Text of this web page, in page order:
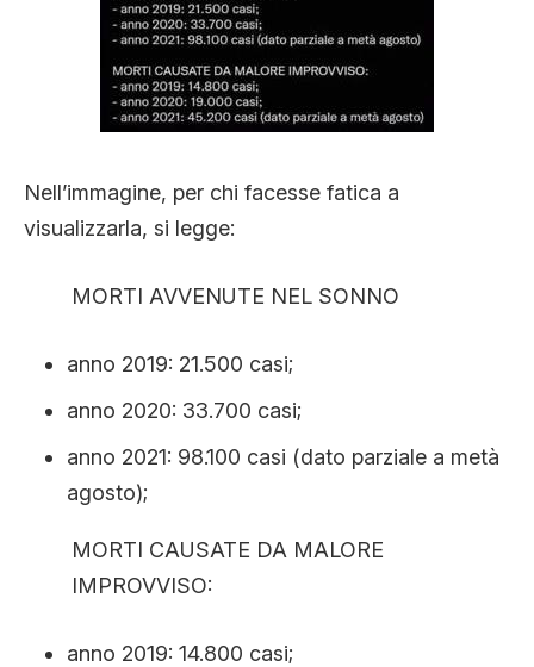
Nell’immagine, per chi facesse fatica a
visualizzarla, si legge:
MORTI AVVENUTE NEL SONNO
anno 2019: 21.500 casi;
anno 2020: 33.700 casi;
anno 2021: 98.100 casi (dato parziale a metà
agosto);
MORTI CAUSATE DA MALORE
IMPROVVISO:
anno 2019: 14.800 casi;